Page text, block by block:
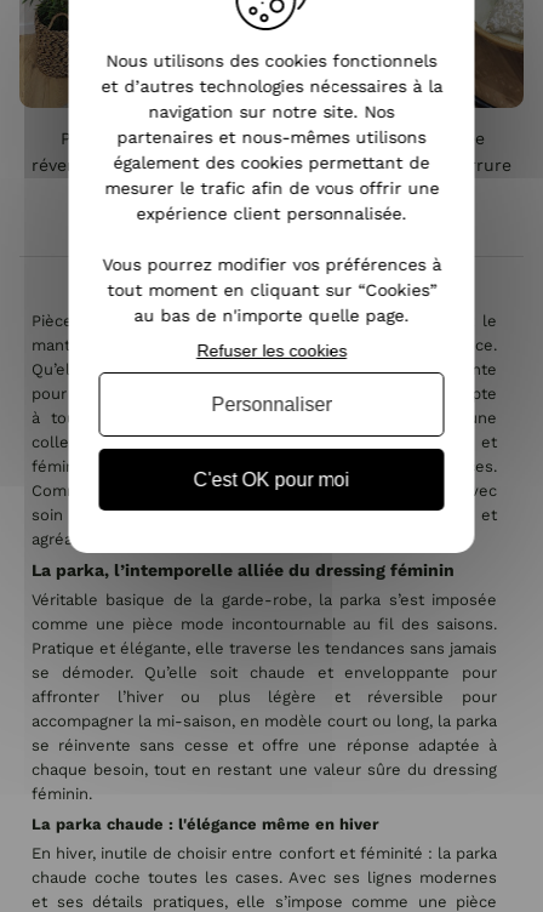
Parka femme noire
réversible fausse fourrure
Armanda
Parka femme dorée
réversible fausse fourrure
beige Armanda
Pièce incontournable du vestiaire féminin, la parka est le
manteau parfait pour conjuguer chaleur, confort et élégance.
Qu’elle soit fine pour la mi-saison, longue et enveloppante
pour l’hiver ou réversible pour varier les styles, elle s’adapte
à toutes vos envies. Chez Coindesfilles, découvrez une
collection de parkas femme tendance qui allient praticité et
féminité, pour rester stylée en toutes circonstances.
Comme l’ensemble de nos produits, elles sont choisies avec
soin afin de vous garantir des modèles à la fois actuels et
agréables à porter.
La parka, l’intemporelle alliée du dressing féminin
Véritable basique de la garde-robe, la parka s’est imposée
comme une pièce mode incontournable au fil des saisons.
Pratique et élégante, elle traverse les tendances sans jamais
se démoder. Qu’elle soit chaude et enveloppante pour
affronter l’hiver ou plus légère et réversible pour
accompagner la mi-saison, en modèle court ou long, la parka
se réinvente sans cesse et offre une réponse adaptée à
chaque besoin, tout en restant une valeur sûre du dressing
féminin.
La parka chaude : l'élégance même en hiver
En hiver, inutile de choisir entre confort et féminité : la parka
chaude coche toutes les cases. Avec ses lignes modernes
et ses détails pratiques, elle s’impose comme une pièce
Nous utilisons des cookies fonctionnels
et d’autres technologies nécessaires à la
navigation sur notre site. Nos
partenaires et nous-mêmes utilisons
également des cookies permettant de
mesurer le trafic afin de vous offrir une
expérience client personnalisée.
Vous pourrez modifier vos préférences à
tout moment en cliquant sur “Cookies”
au bas de n'importe quelle page.
C'est OK pour moi
Refuser les cookies
Personnaliser